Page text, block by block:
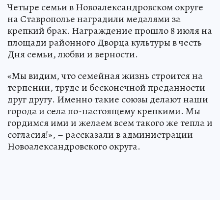
Четыре семьи в Новоалександровском округе
на Ставрополье наградили медалями за
крепкий брак. Награждение прошло 8 июля на
площади районного Дворца культуры в честь
Дня семьи, любви и верности.
«Мы видим, что семейная жизнь строится на
терпении, труде и бесконечной преданности
друг другу. Именно такие союзы делают наши
города и села по-настоящему крепкими. Мы
гордимся ими и желаем всем такого же тепла и
согласия!», – рассказали в администрации
Новоалександровского округа.